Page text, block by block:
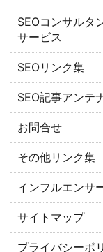
SEOコンサルタ
サービス
SEOリンク集
SEO記事アンテ
お問合せ
その他リンク集
インフルエンサ
サイトマップ
プライバシーポ